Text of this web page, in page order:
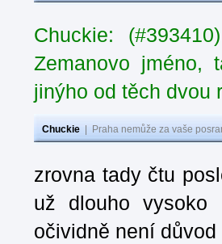
Chuckie:
Zemanovo jméno,
jinýho od těch dvou
Chuckie Praha nemůže za vaše
zrovna tady čtu
už dlouho
očividně není